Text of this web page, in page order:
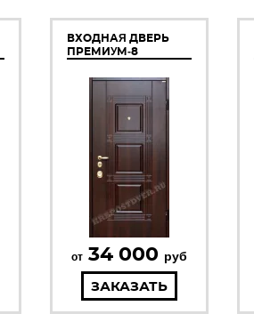
ВХОДНАЯ ДВЕРЬ
ПРЕМИУМ-8
от 34 000 руб
ЗАКАЗАТЬ